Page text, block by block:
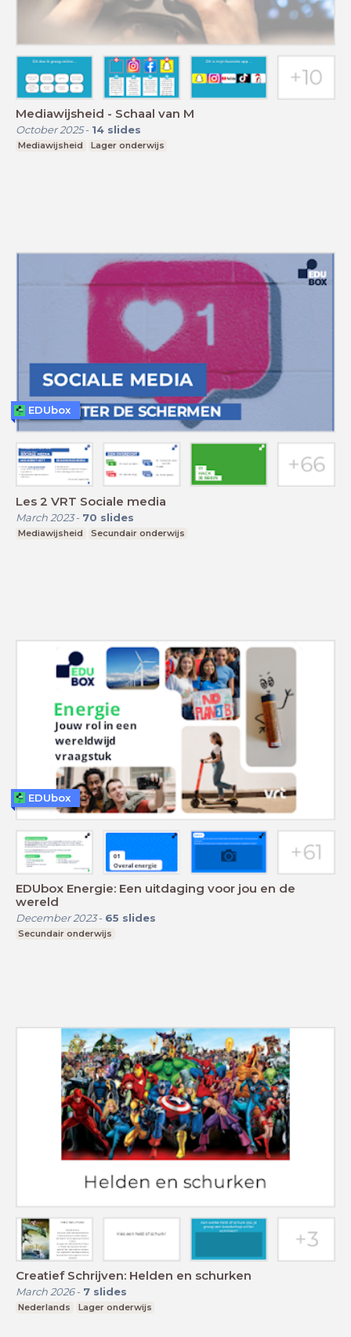
Mediawijsheid - Schaal van M
October 2025- 14 slides
Mediawijsheid Lager onderwijs
Les 2 VRT Sociale media
March 2023- 70 slides
Mediawijsheid Secundair onderwijs
EDUbox
EDUbox Energie: Een uitdaging voor jou en de
wereld
December 2023- 65 slides
Secundair onderwijs
EDUbox
Creatief Schrijven: Helden en schurken
March 2026- 7 slides
Nederlands Lager onderwijs